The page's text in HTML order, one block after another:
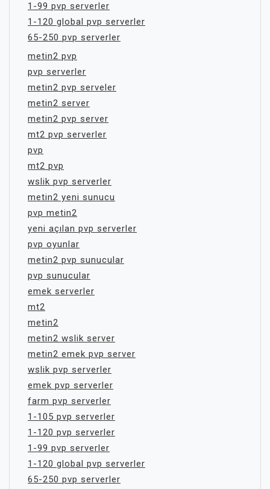
1-99 pvp serverler
1-120 global pvp serverler
65-250 pvp serverler
metin2 pvp
pvp serverler
metin2 pvp serveler
metin2 server
metin2 pvp server
mt2 pvp serverler
pvp
mt2 pvp
wslik pvp serverler
metin2 yeni sunucu
pvp metin2
yeni açılan pvp serverler
pvp oyunlar
metin2 pvp sunucular
pvp sunucular
emek serverler
mt2
metin2
metin2 wslik server
metin2 emek pvp server
wslik pvp serverler
emek pvp serverler
farm pvp serverler
1-105 pvp serverler
1-120 pvp serverler
1-99 pvp serverler
1-120 global pvp serverler
65-250 pvp serverler